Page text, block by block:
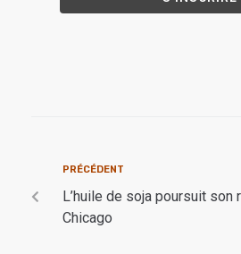
PRÉCÉDENT
L’huile de soja poursuit son
Chicago